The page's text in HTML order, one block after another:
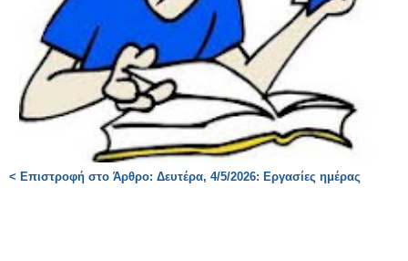
< Επιστροφή στο Άρθρο: Δευτέρα, 4/5/2026: Εργασίες ημέρας